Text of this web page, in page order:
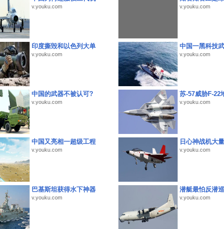
v.youku.com v.youku.com
印度撕毁和以色列大单
v.youku.com
中国一黑科技
v.youku.com
中国的武器不被认可?
v.youku.com
苏-57威胁F-22
v.youku.com
中国又亮相一超级工程
v.youku.com
日心神战机大
v.youku.com
巴基斯坦获得水下神器
v.youku.com
潜艇最怕反潜
v.youku.com